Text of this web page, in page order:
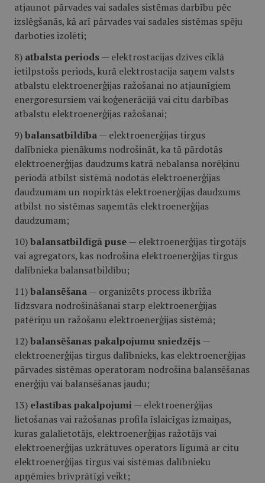
atjaunot pārvades vai sadales sistēmas darbību pēc
izslēgšanās, kā arī pārvades vai sadales sistēmas spēju
darboties izolēti;
8) atbalsta periods— elektrostacijas dzīves ciklā
ietilpstošs periods, kurā elektrostacija saņem valsts
atbalstu elektroenerģijas ražošanai no atjaunīgiem
energoresursiem vai koģenerācijā vai citu darbības
atbalstu elektroenerģijas ražošanai;
9)balansatbildība— elektroenerģijas tirgus
dalībnieka pienākums nodrošināt, ka tā pārdotās
elektroenerģijas daudzums katrā nebalansa norēķinu
periodā atbilst sistēmā nodotās elektroenerģijas
daudzumam un nopirktās elektroenerģijas daudzums
atbilst no sistēmas saņemtās elektroenerģijas
daudzumam;
10)balansatbildīgā puse— elektroenerģijas tirgotājs
vai agregators, kas nodrošina elektroenerģijas tirgus
dalībnieka balansatbildību;
11)balansēšana— organizēts process ikbrīža
līdzsvara nodrošināšanai starp elektroenerģijas
patēriņu un ražošanu elektroenerģijas sistēmā;
12)balansēšanas pakalpojumu sniedzējs—
elektroenerģijas tirgus dalībnieks, kas elektroenerģijas
pārvades sistēmas operatoram nodrošina balansēšanas
enerģiju vai balansēšanas jaudu;
13) elastības pakalpojumi— elektroenerģijas
lietošanas vai ražošanas profila īslaicīgas izmaiņas,
kuras galalietotājs, elektroenerģijas ražotājs vai
elektroenerģijas uzkrātuves operators līgumā ar citu
elektroenerģijas tirgus vai sistēmas dalībnieku
apņēmies brīvprātīgi veikt;